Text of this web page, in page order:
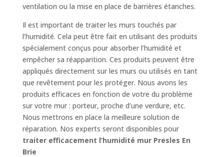
ventilation ou la mise en place de barrières étanches.
Il est important de traiter les murs touchés par
l’humidité. Cela peut être fait en utilisant des produits
spécialement conçus pour absorber l’humidité et
empêcher sa réapparition. Ces produits peuvent être
appliqués directement sur les murs ou utilisés en tant
que revêtement pour les protéger. Nous avons les
produits efficaces en fonction de votre du problème
sur votre mur : porteur, proche d’une verdure, etc.
Nous mettrons en place la meilleure solution de
réparation. Nos experts seront disponibles pour
traiter efficacement l’humidité mur Presles En
Brie